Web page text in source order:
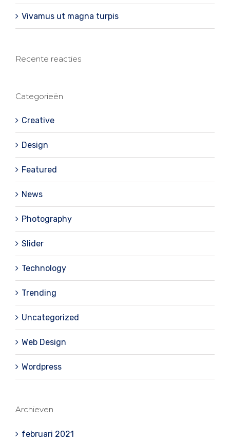
Vivamus ut magna turpis
Recente reacties
Categorieën
Creative
Design
Featured
News
Photography
Slider
Technology
Trending
Uncategorized
Web Design
Wordpress
Archieven
februari 2021